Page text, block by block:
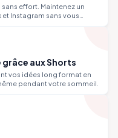
effort. Maintenez un
Instagram sans vous
aux Shorts
vos idées long format en
pendant votre sommeil.